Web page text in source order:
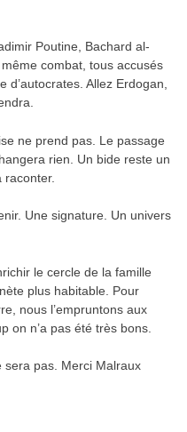
Poutine, Bachard al-
combat, tous accusés
Allez Erdogan,
ne prend pas. Le passage
rien. Un bide reste un
raconter.
Une signature. Un univers
le cercle de la famille
plus habitable. Pour
nous l’empruntons aux
on n’a pas été très bons.
sera pas. Merci Malraux